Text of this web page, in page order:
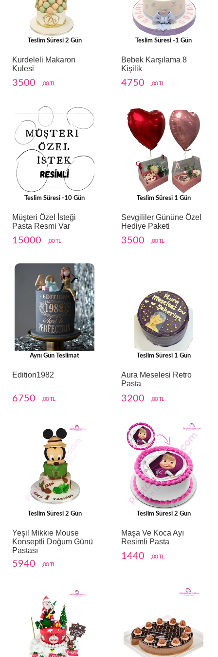
Teslim Süresi 2 Gün
Kurdeleli Makaron
Kulesi
3500 ,00 TL
Teslim Süresi -1 Gün
Bebek Karşılama 8
Kişilik
4750 ,00 TL
Teslim Süresi -10 Gün
Müşteri Özel İsteği
Pasta Resmi Var
15000 ,00 TL
Teslim Süresi 1 Gün
Sevgililer Gününe Özel
Hediye Paketi
3500 ,00 TL
Aynı Gün Teslimat
Edition1982
6750 ,00 TL
Teslim Süresi 1 Gün
Aura Meselesi Retro
Pasta
3200 ,00 TL
Teslim Süresi 2 Gün
Yeşil Mikkie Mouse
Konseptli Doğum Günü
Pastası
5940 ,00 TL
Teslim Süresi 2 Gün
Maşa Ve Koca Ayı
Resimli Pasta
1440 ,00 TL